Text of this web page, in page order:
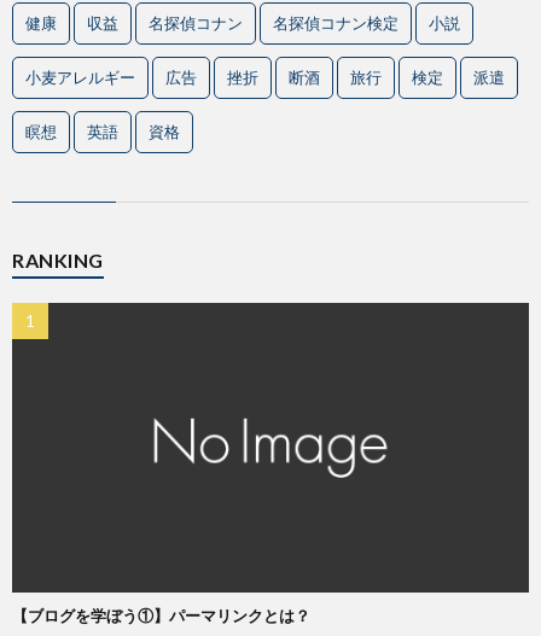
健康 収益 名探偵コナン 名探偵コナン検定 小説
小麦アレルギー 広告 挫折 断酒 旅行 検定 派遣
瞑想 英語 資格
RANKING
【ブログを学ぼう①】パーマリンクとは？